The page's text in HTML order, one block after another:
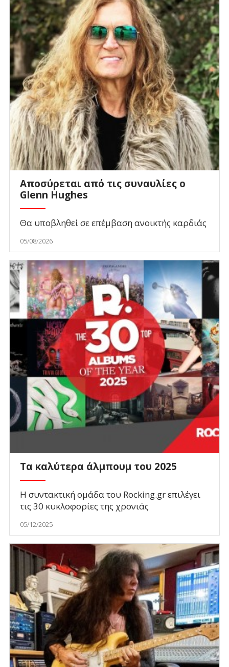
Αποσύρεται από τις συναυλίες ο
Glenn Hughes
Θα υποβληθεί σε επέμβαση ανοικτής καρδιάς
05/08/2026
Τα καλύτερα άλμπουμ του 2025
Η συντακτική ομάδα του Rocking.gr επιλέγει
τις 30 κυκλοφορίες της χρονιάς
05/12/2025